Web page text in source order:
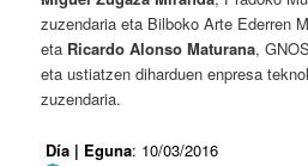
zuzendaria eta Bilboko Arte Ederren
eta Ricardo Alonso Maturana,
eta ustiatzen diharduen enpresa
zuzendaria.
Día | Eguna: 10/03/2016